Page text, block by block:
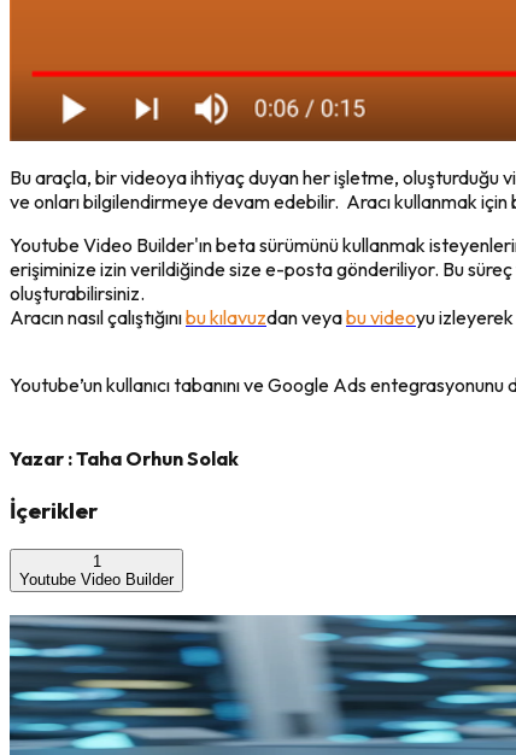
Bu araçla, bir videoya ihtiyaç duyan her işletme, oluşturduğu
ve onları bilgilendirmeye devam edebilir. Aracı kullanmak
Youtube Video Builder'ın beta sürümünü kullanmak
erişiminize izin verildiğinde size e-posta gönderiliyor. Bu
oluşturabilirsiniz.
Aracın nasıl çalıştığınıbu kılavuzdan veyabu videoyu
Youtube’un kullanıcı tabanını ve Google Ads
Yazar :Taha Orhun Solak
İçerikler
1
Youtube Video Builder
Son Yazılar
2026'da Pazarlamanın Yeni Kuralları: Yapay Zeka
23 Haziran 2026